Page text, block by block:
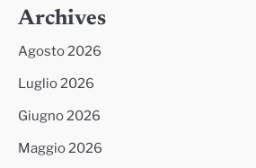
Archives
Agosto 2026
Luglio 2026
Giugno 2026
Maggio 2026